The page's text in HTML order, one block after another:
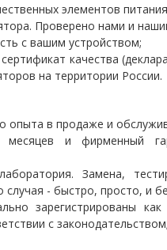
элементов
Проверено нами и
с вашим устройством;
качества
на территории России.
опыта в продаже и
месяцев и фирменный
Замена,
случая - быстро, просто, и
зарегистрированы
с